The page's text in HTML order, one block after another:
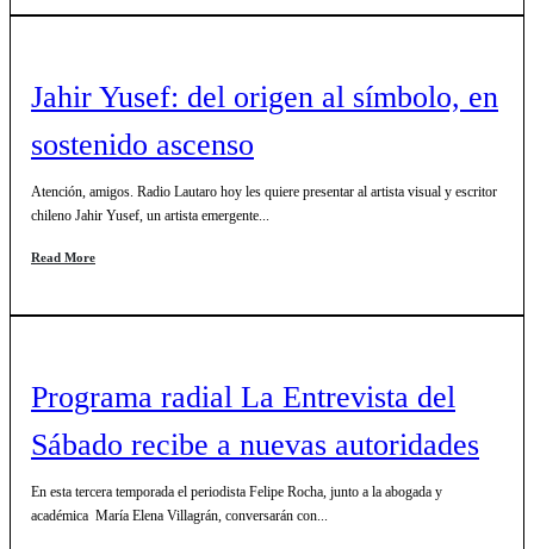
Jahir Yusef: del origen al símbolo, en
sostenido ascenso
Atención, amigos. Radio Lautaro hoy les quiere presentar al artista visual y escritor
chileno Jahir Yusef, un artista emergente...
Read More
Programa radial La Entrevista del
Sábado recibe a nuevas autoridades
En esta tercera temporada el periodista Felipe Rocha, junto a la abogada y
académica María Elena Villagrán, conversarán con...